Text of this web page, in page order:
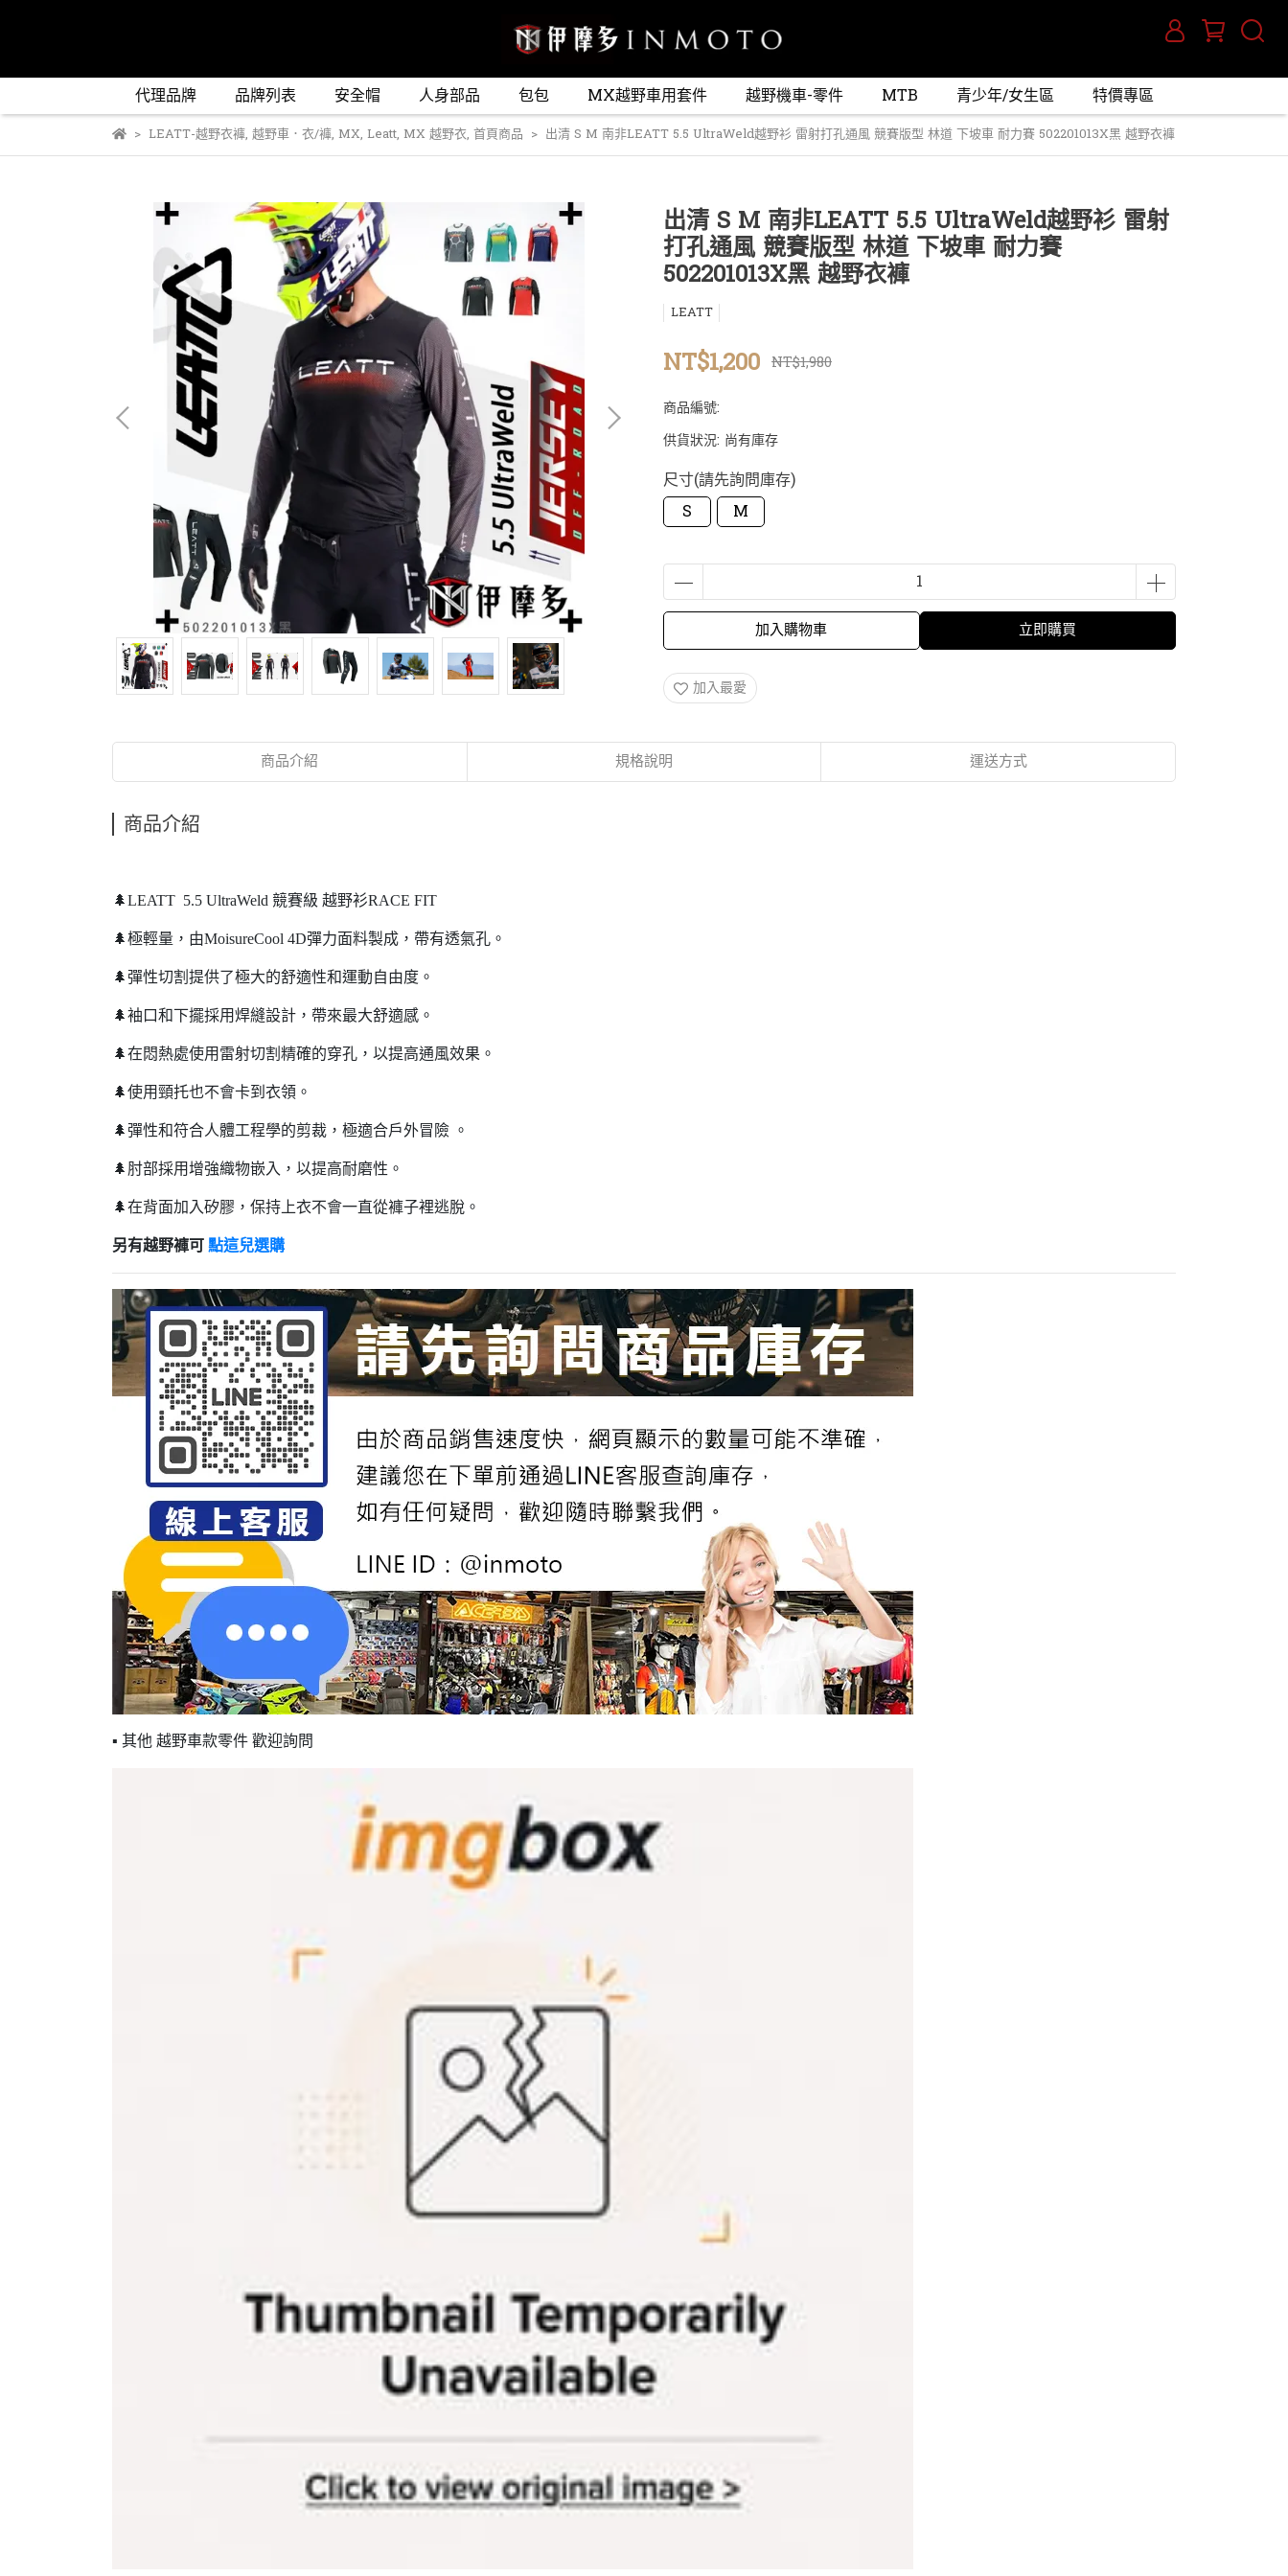
代理品牌 品牌列表 安全帽 人身部品 包包 MX越野車用套件 越野機車-零件 MTB 青少年/女生區 特價專區
LEATT-越野衣褲, 越野車．衣/褲, MX, Leatt, MX 越野衣, 首頁商品 出清 S M 南非LEATT 5.5 UltraWeld越野衫 雷射打孔通風 競賽版型 林道 下坡車 耐力賽 502201013X黑 越野衣褲
出清 S M 南非LEATT 5.5 UltraWeld越野衫 雷射
打孔通風 競賽版型 林道 下坡車 耐力賽
502201013X黑 越野衣褲
LEATT
NT$1,200 NT$1,980
商品編號:
供貨狀況: 尚有庫存
尺寸(請先詢問庫存)
S
M
加入購物車 立即購買
加入最愛
商品介紹 規格說明 運送方式
商品介紹
🌲LEATT 5.5 UltraWeld 競賽級 越野衫RACE FIT
🌲極輕量，由MoisureCool 4D彈力面料製成，帶有透氣孔。
🌲彈性切割提供了極大的舒適性和運動自由度。
🌲袖口和下擺採用焊縫設計，帶來最大舒適感。
🌲在悶熱處使用雷射切割精確的穿孔，以提高通風效果。
🌲使用頸托也不會卡到衣領。
🌲彈性和符合人體工程學的剪裁，極適合戶外冒險 。
🌲肘部採用增強織物嵌入，以提高耐磨性。
🌲在背面加入矽膠，保持上衣不會一直從褲子裡逃脫。
另有越野褲可 點這兒選購
▪ 其他 越野車款零件 歡迎詢問